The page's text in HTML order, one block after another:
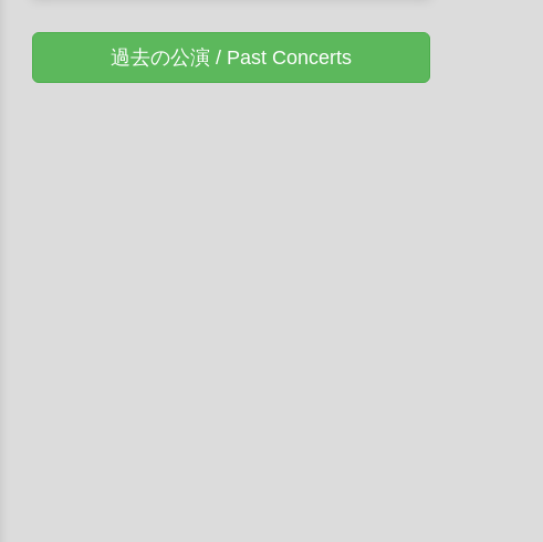
過去の公演 / Past Concerts